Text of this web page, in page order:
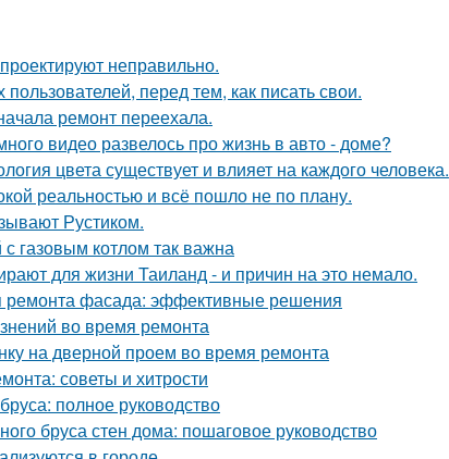
неправильно.
перед тем, как писать свои.
ремонт переехала.
видео развелось про жизнь в авто - доме?
цвета существует и влияет на каждого человека.
реальностью и всё пошло не по плану.
Рустиком.
газовым котлом так важна
для жизни Таиланд - и причин на это немало.
ремонта фасада: эффективные решения
во время ремонта
на дверной проем во время ремонта
советы и хитрости
полное руководство
бруса стен дома: пошаговое руководство